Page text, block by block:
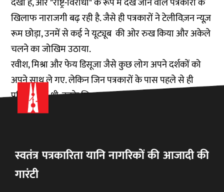
खिलाफ नाराजगी बढ़ रही है. जैसे ही पत्रकारों ने टेलीविज़न न्यूज़
रूम छोड़ा, उनमें से कई ने यूट्यूब की ओर रुख किया और अकेले
चलने का जोखिम उठाया.
रवीश, मिश्रा और फेय डिसूजा जैसे कुछ लोग अपने दर्शकों को
अपने साथ ले गए. लेकिन जिन पत्रकारों के पास पहले से ही
प्रसिद्धि नहीं थी, उनके लिए यूट्यूब पर शुरुआत करना कठिन रहा
है.
स्वतंत्र पत्रकारिता यानि नागरिकों की आजादी की
गारंटी